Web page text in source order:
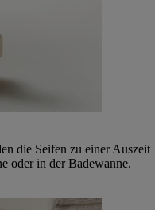
die Seifen zu einer Auszeit
oder in der Badewanne.